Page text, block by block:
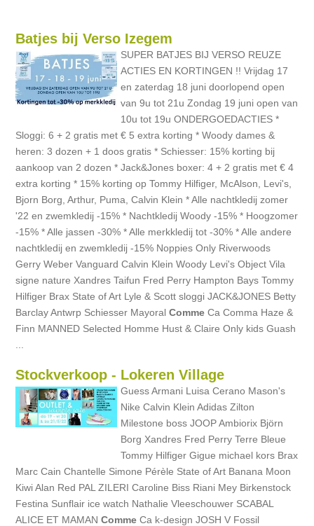
Batjes bij Verso Izegem
SUPER BATJES BIJ VERSO REUZE
ACTIES EN KORTINGEN !! Vrijdag 17
en zaterdag 18 juni doorlopend open
van 9u tot 21u Zondag 19 juni open van
10u tot 19u ONDERGOEDACTIES *
Sloggi: 6 + 2 gratis met € 5 extra korting * Woody dames &
heren: 3 dozen + 1 doos gratis * Schiesser: 15% korting bij
aankoop van 2 dozen * Jack&Jones boxer: 4 + 2 gratis met € 4
extra korting * 15% korting op Tommy Hilfiger, McAlson, Levi's,
Bjorn Borg, Arthur, Puma, Calvin Klein * Alle nachtkledij zomer
'22 en zwemkledij -15% * Nachtkledij Woody -15% * Hoogzomer
-15% * Alle jassen -30% * Alle merkkledij tot -30% * Alle andere
nachtkledij en zwemkledij -15% Noppies Only Riverwoods
Gerry Weber Vanguard Calvin Klein Woody Levi's Object Vila
signe nature Xandres Taifun Fred Perry Hampton Bays Tommy
Hilfiger Brax State of Art Lyle & Scott sloggi JACK&JONES Betty
Barclay Antwrp Schiesser MayoralComme Ca Comma Haze &
Finn MANNED Selected Homme Hust & Claire Only kids Guash
Stockverkoop - Lokeren Village
Guess Armani Luisa Cerano Mason's
Nike Calvin Klein Adidas Zilton
Milestone boss JOOP Ambiorix Björn
Borg Xandres Fred Perry Terre Bleue
Tommy Hilfiger Gigue michael kors Brax
Marc Cain Chantelle Simone Pérèle State of Art Banana Moon
Kiwi Alan Red PAL ZILERI Caroline Biss Riani Mey Birkenstock
Festina Sunflair ice watch Nathalie Vleeschouwer SCABAL
ALICE ET MAMANComme Ca k-design JOSH V Fossil